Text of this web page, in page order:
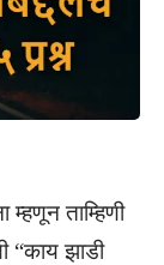
म्हणून ताम्हिणी
“काय झाडी